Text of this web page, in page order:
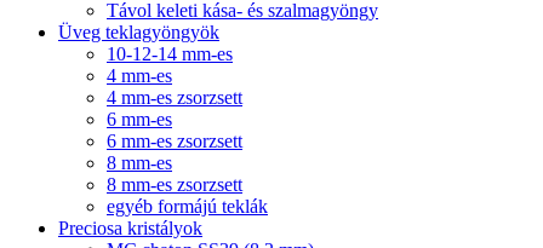
Távol keleti kása- és szalmagyöngy
Üveg teklagyöngyök
10-12-14 mm-es
4 mm-es
4 mm-es zsorzsett
6 mm-es
6 mm-es zsorzsett
8 mm-es
8 mm-es zsorzsett
egyéb formájú teklák
Preciosa kristályok